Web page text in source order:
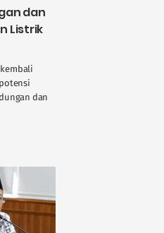
dan
Listrik
dan